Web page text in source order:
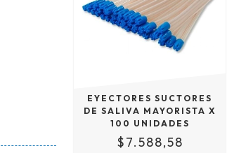
EYECTORES SUCTORES
DE SALIVA MAYORISTA X
100 UNIDADES
$7.588,58